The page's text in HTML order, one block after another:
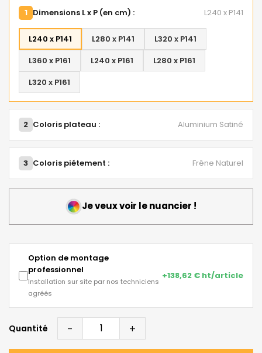
1 Dimensions L x P (en cm) : L240 x P141
L240 x P141 L280 x P141
L320 x P141
L360 x P161
L240 x P161
L280 x P161
L320 x P161
2 Coloris plateau : Aluminium Satiné
3 Coloris piétement : Frêne Naturel
Je veux voir le nuancier !
Option de montage
professionnel
Installation sur site par nos techniciens
agréés
+138,62 € ht/article
Quantité - +